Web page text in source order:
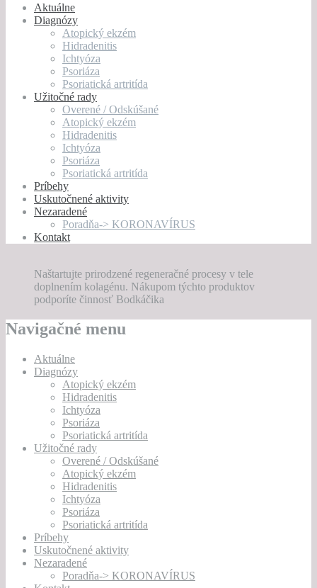
Aktuálne
Diagnózy
Atopický ekzém
Hidradenitis
Ichtyóza
Psoriáza
Psoriatická artritída
Užitočné rady
Overené / Odskúšané
Atopický ekzém
Hidradenitis
Ichtyóza
Psoriáza
Psoriatická artritída
Príbehy
Uskutočnené aktivity
Nezaradené
Poradňa-> KORONAVÍRUS
Kontakt
Naštartujte prirodzené regeneračné procesy v tele
doplnením kolagénu. Nákupom týchto produktov
podporíte činnosť Bodkáčika
Navigačné menu
Aktuálne
Diagnózy
Atopický ekzém
Hidradenitis
Ichtyóza
Psoriáza
Psoriatická artritída
Užitočné rady
Overené / Odskúšané
Atopický ekzém
Hidradenitis
Ichtyóza
Psoriáza
Psoriatická artritída
Príbehy
Uskutočnené aktivity
Nezaradené
Poradňa-> KORONAVÍRUS